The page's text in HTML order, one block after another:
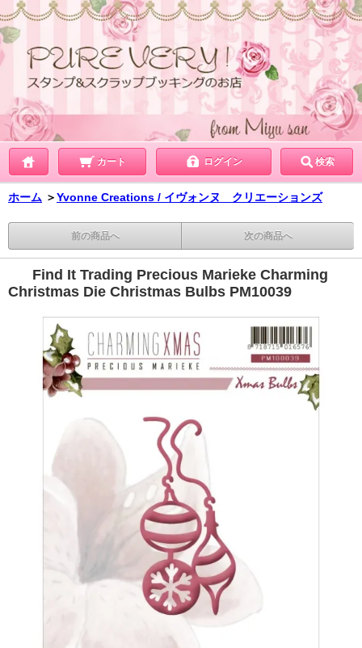
カート ログイン 検索
ホーム ＞Yvonne Creations / イヴォンヌ クリエーションズ
前の商品へ 次の商品へ
Find It Trading Precious Marieke Charming
Christmas Die Christmas Bulbs PM10039